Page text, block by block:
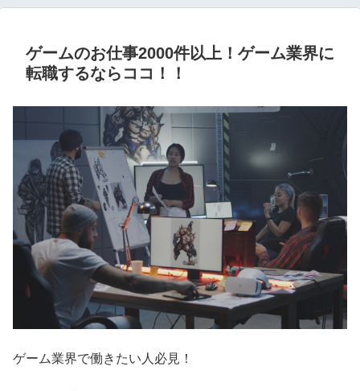
ゲームのお仕事2000件以上！ゲーム業界に
転職するならココ！！
ゲーム業界で働きたい人必見！